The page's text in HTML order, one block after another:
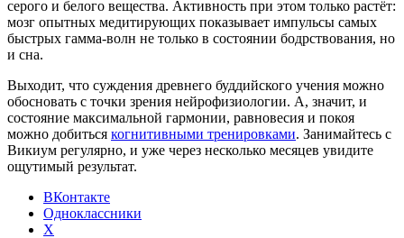
серого и белого вещества. Активность при этом только растёт:
мозг опытных медитирующих показывает импульсы самых
быстрых гамма-волн не только в состоянии бодрствования, но
и сна.
Выходит, что суждения древнего буддийского учения можно
обосновать с точки зрения нейрофизиологии. А, значит, и
состояние максимальной гармонии, равновесия и покоя
можно добиться когнитивными тренировками. Занимайтесь с
Викиум регулярно, и уже через несколько месяцев увидите
ощутимый результат.
ВКонтакте
Одноклассники
X